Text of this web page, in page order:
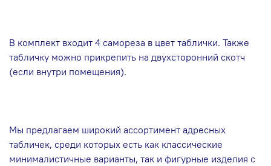
В комплект входит 4 самореза в цвет таблички. Также
табличку можно прикрепить на двухсторонний скотч
(если внутри помещения).
Мы предлагаем широкий ассортимент адресных
табличек, среди которых есть как классические
минималистичные варианты, так и фигурные изделия с